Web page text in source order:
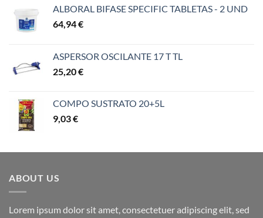
ALBORAL BIFASE SPECIFIC TABLETAS - 2 UND
64,94€
ASPERSOR OSCILANTE 17 T TL
25,20€
COMPO SUSTRATO 20+5L
9,03€
ABOUT US
Lorem ipsum dolor sit amet, consectetuer adipiscing elit, sed